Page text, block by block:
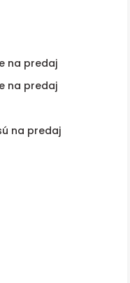
na predaj
na predaj
na predaj